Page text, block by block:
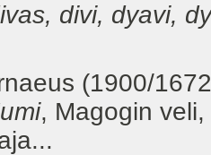
divi, dyavi,
(1900/
, Magogin veli,